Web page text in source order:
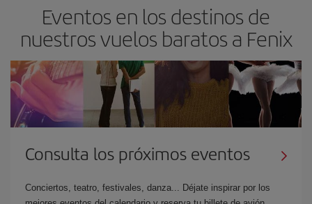
Eventos en los destinos de
nuestros vuelos baratos a Fenix
Consulta los próximos eventos
Conciertos, teatro, festivales, danza... Déjate inspirar por los